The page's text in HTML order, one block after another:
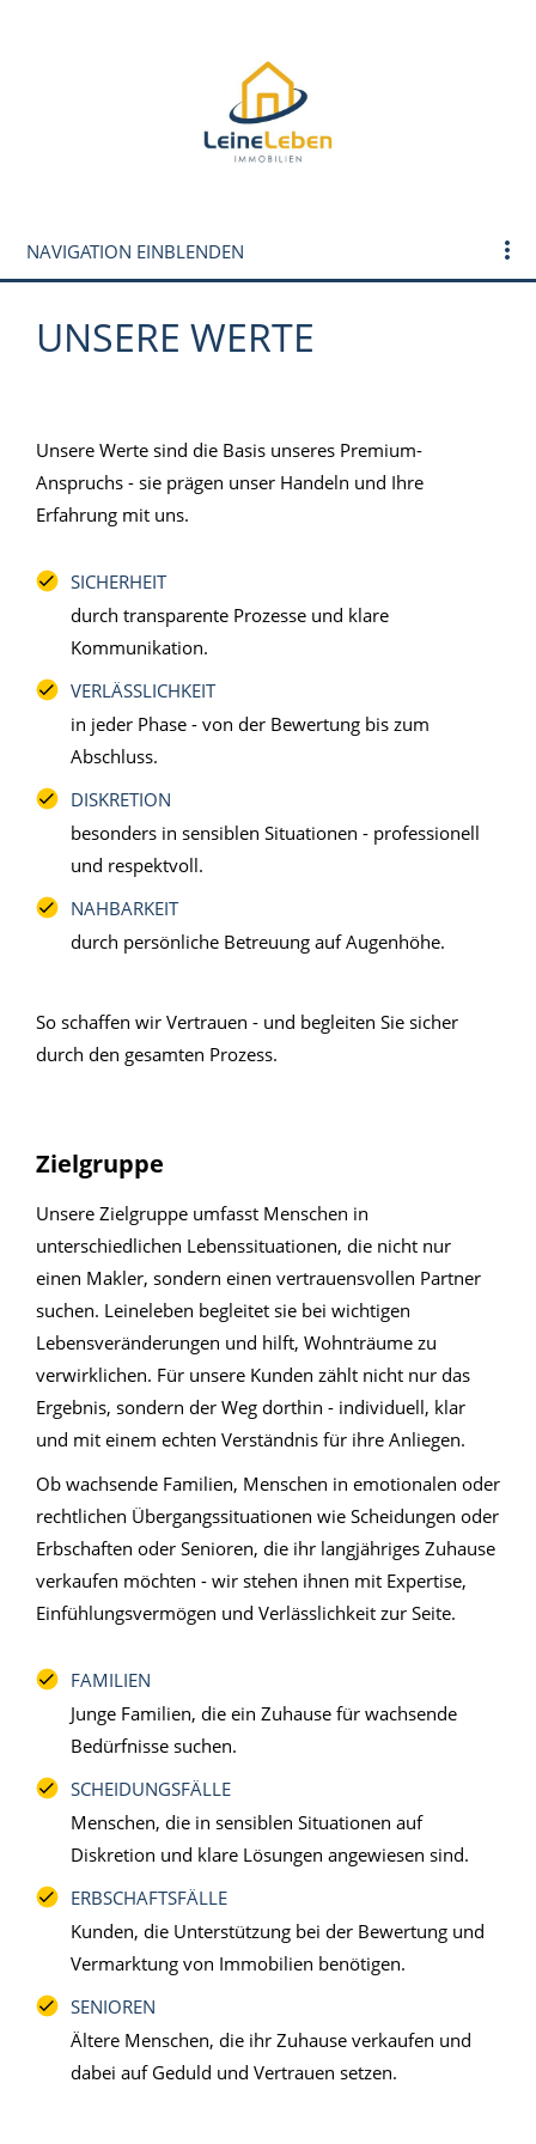
NAVIGATION EINBLENDEN
UNSERE WERTE
Unsere Werte sind die Basis unseres Premium-
Anspruchs - sie prägen unser Handeln und Ihre
Erfahrung mit uns.
SICHERHEIT
durch transparente Prozesse und klare
Kommunikation.
VERLÄSSLICHKEIT
in jeder Phase - von der Bewertung bis zum
Abschluss.
DISKRETION
besonders in sensiblen Situationen - professionell
und respektvoll.
NAHBARKEIT
durch persönliche Betreuung auf Augenhöhe.
So schaffen wir Vertrauen - und begleiten Sie sicher
durch den gesamten Prozess.
Zielgruppe
Unsere Zielgruppe umfasst Menschen in
unterschiedlichen Lebenssituationen, die nicht nur
einen Makler, sondern einen vertrauensvollen Partner
suchen. Leineleben begleitet sie bei wichtigen
Lebensveränderungen und hilft, Wohnträume zu
verwirklichen. Für unsere Kunden zählt nicht nur das
Ergebnis, sondern der Weg dorthin - individuell, klar
und mit einem echten Verständnis für ihre Anliegen.
Ob wachsende Familien, Menschen in emotionalen oder
rechtlichen Übergangssituationen wie Scheidungen oder
Erbschaften oder Senioren, die ihr langjähriges Zuhause
verkaufen möchten - wir stehen ihnen mit Expertise,
Einfühlungsvermögen und Verlässlichkeit zur Seite.
FAMILIEN
Junge Familien, die ein Zuhause für wachsende
Bedürfnisse suchen.
SCHEIDUNGSFÄLLE
Menschen, die in sensiblen Situationen auf
Diskretion und klare Lösungen angewiesen sind.
ERBSCHAFTSFÄLLE
Kunden, die Unterstützung bei der Bewertung und
Vermarktung von Immobilien benötigen.
SENIOREN
Ältere Menschen, die ihr Zuhause verkaufen und
dabei auf Geduld und Vertrauen setzen.